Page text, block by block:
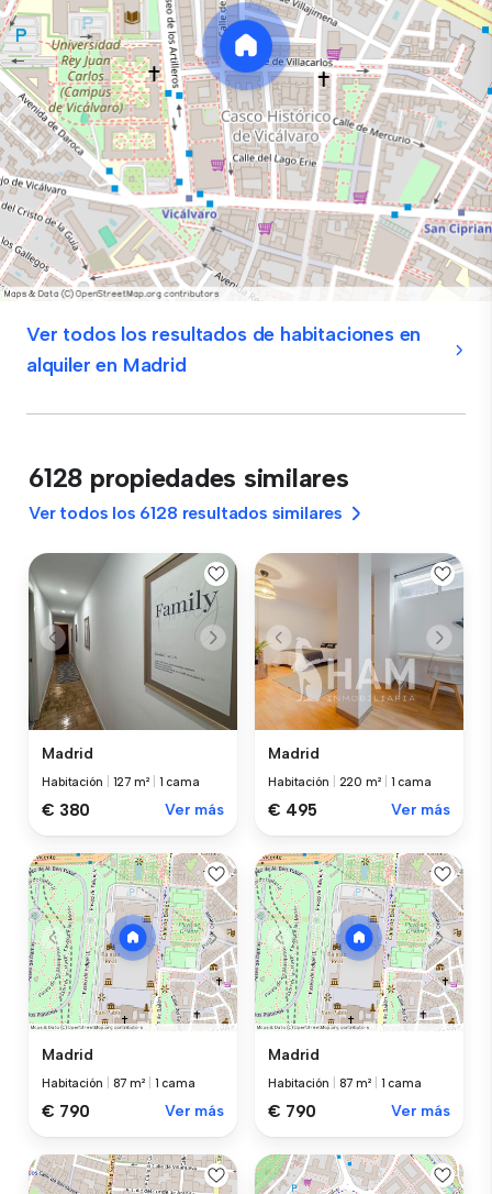
Ver todos los resultados de habitaciones en
alquiler en Madrid
6128 propiedades similares
Ver todos los 6128 resultados similares
Madrid
Habitación 127 m² 1 cama
€ 380 Ver más
Madrid
Habitación 220 m² 1 cama
€ 495 Ver más
Madrid
Habitación 87 m² 1 cama
€ 790 Ver más
Madrid
Habitación 87 m² 1 cama
€ 790 Ver más